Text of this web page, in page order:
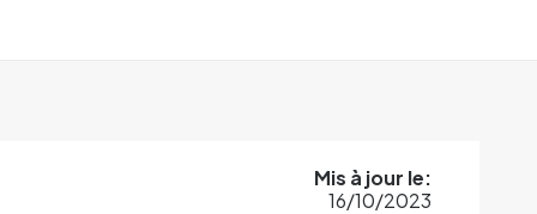
Mis à jour le:
16/10/2023